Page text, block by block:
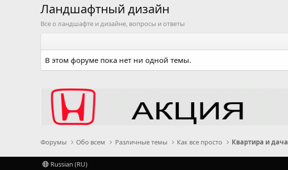
Ландшафтный дизайн
Все о ландшафте и дизайне, вопросы и ответы
В этом форуме пока нет ни одной темы.
Форумы Обо всем Различные темы Как все просто Квартира и дача
Russian (RU)